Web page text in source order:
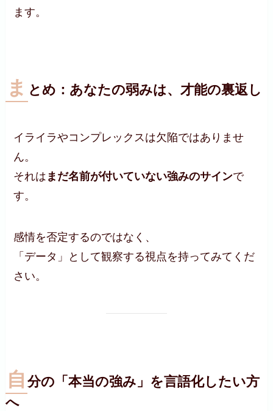
ます。
ま とめ：あなたの弱みは、才能の裏返し
イライラやコンプレックスは欠陥ではありませ
ん。
それは まだ名前が付いていない強みのサインで
す。
感情を否定するのではなく、
「データ」として観察する視点を持ってみてくだ
さい。
自 分の「本当の強み」を言語化したい方
へ